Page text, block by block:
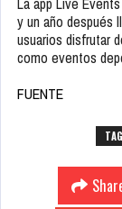
y un año después
usuarios disfrutar
como eventos
FUENTE